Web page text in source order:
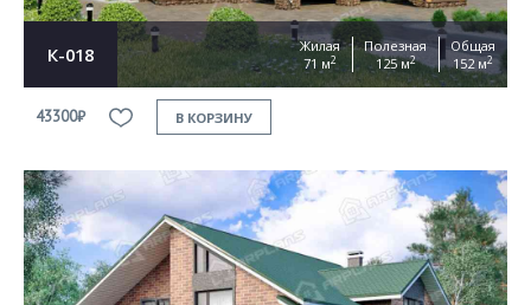
К-018
Жилая
71 м2
Полезная
125 м2
Общая
152 м2
43300₽ В КОРЗИНУ